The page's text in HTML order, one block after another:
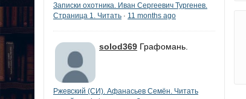
Записки охотника. Иван Сергеевич Тургенев.
Страница 1. Читать · 11 months ago
solod369 Графомань.
Ржевский (СИ). Афанасьев Семён. Читать